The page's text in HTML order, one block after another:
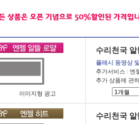
이미지형 광고
수리천국
플래시 동영상
추가서비스 : 엔
추가 상품에 관
수리천국